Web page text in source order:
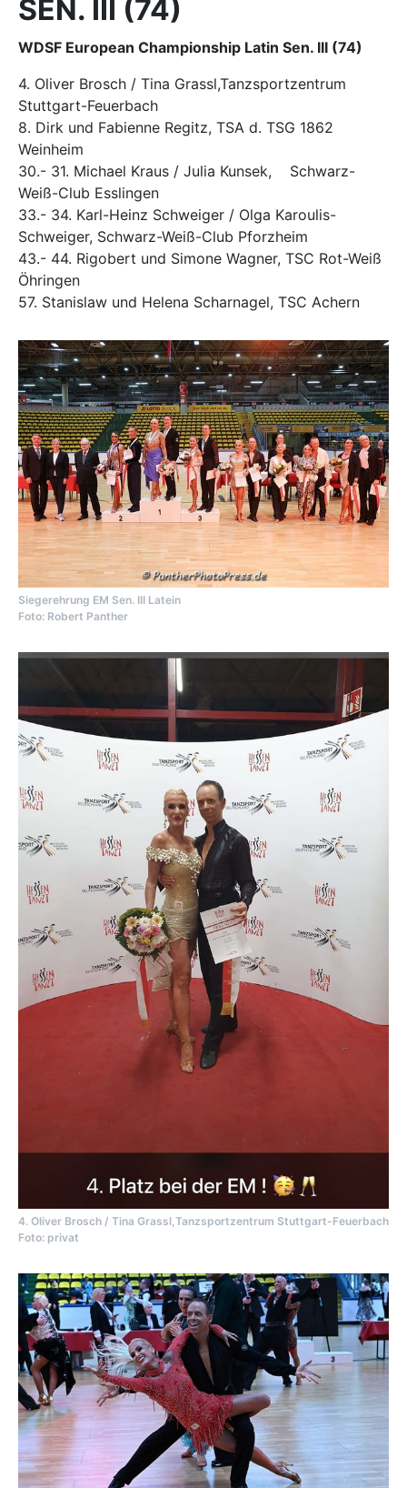
SEN. III (74)
WDSF European Championship Latin Sen. III (74)
4. Oliver Brosch / Tina Grassl,Tanzsportzentrum
Stuttgart-Feuerbach
8. Dirk und Fabienne Regitz, TSA d. TSG 1862
Weinheim
30.- 31. Michael Kraus / Julia Kunsek, Schwarz-
Weiß-Club Esslingen
33.- 34. Karl-Heinz Schweiger / Olga Karoulis-
Schweiger, Schwarz-Weiß-Club Pforzheim
43.- 44. Rigobert und Simone Wagner, TSC Rot-Weiß
Öhringen
57. Stanislaw und Helena Scharnagel, TSC Achern
Siegerehrung EM Sen. III Latein
Foto: Robert Panther
4. Oliver Brosch / Tina Grassl,Tanzsportzentrum Stuttgart-Feuerbach
Foto: privat